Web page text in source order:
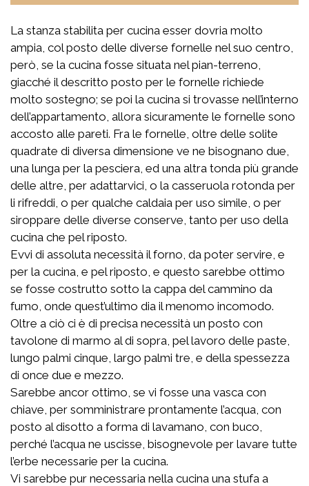
La stanza stabilita per cucina esser dovria molto
ampia, col posto delle diverse fornelle nel suo centro,
però, se la cucina fosse situata nel pian-terreno,
giacché il descritto posto per le fornelle richiede
molto sostegno; se poi la cucina si trovasse nell’interno
dell’appartamento, allora sicuramente le fornelle sono
accosto alle pareti. Fra le fornelle, oltre delle solite
quadrate di diversa dimensione ve ne bisognano due,
una lunga per la pesciera, ed una altra tonda più grande
delle altre, per adattarvici, o la casseruola rotonda per
li rifreddi, o per qualche caldaia per uso simile, o per
siroppare delle diverse conserve, tanto per uso della
cucina che pel riposto.
Evvi di assoluta necessità il forno, da poter servire, e
per la cucina, e pel riposto, e questo sarebbe ottimo
se fosse costrutto sotto la cappa del cammino da
fumo, onde quest’ultimo dia il menomo incomodo.
Oltre a ciò ci è di precisa necessità un posto con
tavolone di marmo al di sopra, pel lavoro delle paste,
lungo palmi cinque, largo palmi tre, e della spessezza
di once due e mezzo.
Sarebbe ancor ottimo, se vi fosse una vasca con
chiave, per somministrare prontamente l’acqua, con
posto al disotto a forma di lavamano, con buco,
perché l’acqua ne uscisse, bisognevole per lavare tutte
l’erbe necessarie per la cucina.
Vi sarebbe pur necessaria nella cucina una stufa a